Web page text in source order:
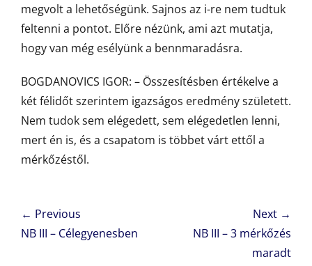
megvolt a lehetőségünk. Sajnos az i-re nem tudtuk
feltenni a pontot. Előre nézünk, ami azt mutatja,
hogy van még esélyünk a bennmaradásra.
BOGDANOVICS IGOR: – Összesítésben értékelve a
két félidőt szerintem igazságos eredmény született.
Nem tudok sem elégedett, sem elégedetlen lenni,
mert én is, és a csapatom is többet várt ettől a
mérkőzéstől.
Bejegyzés
navigáció
← Previous
Previous
NB III – Célegyenesben
Next →
NB III – 3 mérkőzés
maradt